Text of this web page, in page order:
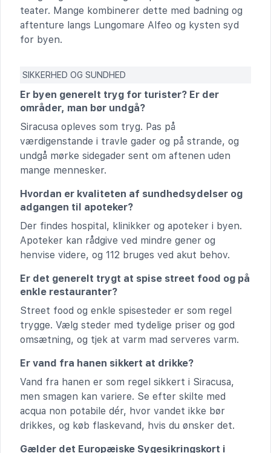
teater. Mange kombinerer dette med badning og
aftenture langs Lungomare Alfeo og kysten syd
for byen.
SIKKERHED OG SUNDHED
Er byen generelt tryg for turister? Er der
områder, man bør undgå?
Siracusa opleves som tryg. Pas på
værdigenstande i travle gader og på strande, og
undgå mørke sidegader sent om aftenen uden
mange mennesker.
Hvordan er kvaliteten af sundhedsydelser og
adgangen til apoteker?
Der findes hospital, klinikker og apoteker i byen.
Apoteker kan rådgive ved mindre gener og
henvise videre, og 112 bruges ved akut behov.
Er det generelt trygt at spise street food og på
enkle restauranter?
Street food og enkle spisesteder er som regel
trygge. Vælg steder med tydelige priser og god
omsætning, og tjek at varm mad serveres varm.
Er vand fra hanen sikkert at drikke?
Vand fra hanen er som regel sikkert i Siracusa,
men smagen kan variere. Se efter skilte med
acqua non potabile dér, hvor vandet ikke bør
drikkes, og køb flaskevand, hvis du ønsker det.
Gælder det Europæiske Sygesikringskort i